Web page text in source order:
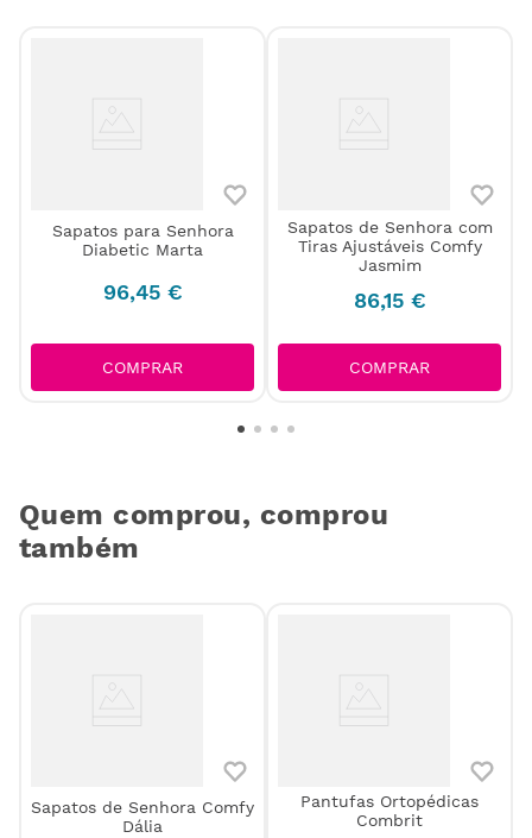
Sapatos para Senhora
Diabetic Marta
96,45 €
COMPRAR
Sapatos de Senhora com
Tiras Ajustáveis Comfy
Jasmim
86,15 €
COMPRAR
Quem comprou, comprou
também
Sapatos de Senhora Comfy
Dália
Pantufas Ortopédicas
Combrit